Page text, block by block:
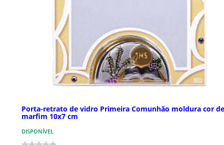
Porta-retrato de vidro Primeira Comunhão moldura cor de
marfim 10x7 cm
DISPONÍVEL